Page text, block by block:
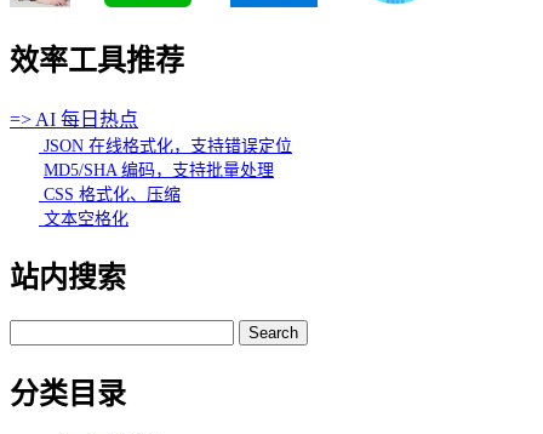
效率工具推荐
=> AI 每日热点
JSON 在线格式化，支持错误定位
MD5/SHA 编码，支持批量处理
CSS 格式化、压缩
文本空格化
站内搜索
for:
分类目录